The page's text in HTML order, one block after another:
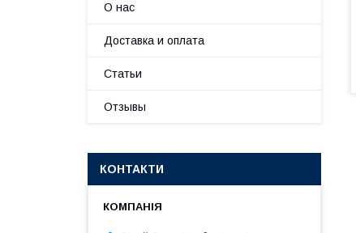
О нас
Доставка и оплата
Статьи
Отзывы
КОНТАКТИ